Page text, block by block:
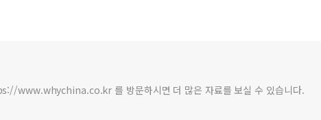
www.whychina.co.kr 를 방문하시면 더 많은 자료를 보실 수 있습니다.